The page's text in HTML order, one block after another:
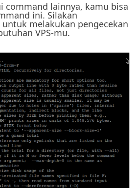
command lainnya, kamu bisa
ini. Silakan
melakukan pengecekan
VPS-mu.